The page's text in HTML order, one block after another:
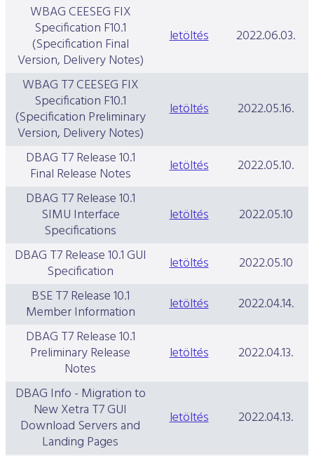
WBAG CEESEG FIX
Specification F10.1
(Specification Final
Version, Delivery Notes)
letöltés 2022.06.03.
WBAG T7 CEESEG FIX
Specification F10.1
(Specification Preliminary
Version, Delivery Notes)
letöltés 2022.05.16.
DBAG T7 Release 10.1
Final Release Notes letöltés
2022.05.10.
DBAG T7 Release 10.1
SIMU Interface
Specifications
letöltés
2022.05.10
DBAG T7 Release 10.1 GUI
Specification letöltés
2022.05.10
BSE T7 Release 10.1
Member Information letöltés
2022.04.14.
DBAG T7 Release 10.1
Preliminary Release
Notes
letöltés
2022.04.13.
DBAG Info - Migration to
New Xetra T7 GUI
Download Servers and
Landing Pages
letöltés 2022.04.13.